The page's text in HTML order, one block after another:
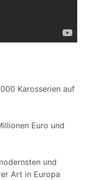
Karosserien auf
Euro und
und
Art in Europa